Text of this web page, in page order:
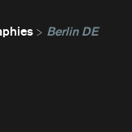
Berlin DE